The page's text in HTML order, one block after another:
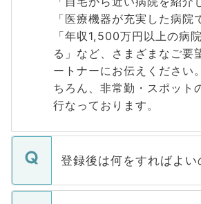
「医療機器が充実した病院
「年収1,500万円以上の病
る」など、さまざまなご要
ートナーにお伝えください
ちろん、非常勤・スポット
行なっております。
登録後は何をすればよい
ご登録いただきましたら、